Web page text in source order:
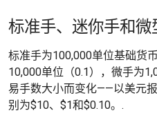
标准手、迷你手和微
标准手为100,000单位基础货
10,000单位（0.1），微手为
易手数大小而变化——以美元
别为$10、$1和$0.10。.